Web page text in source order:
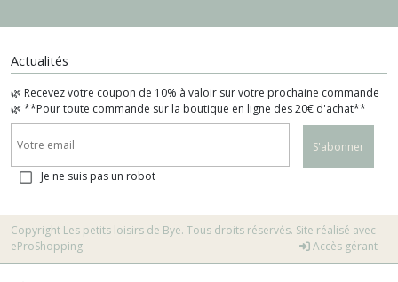
Actualités
🌿 Recevez votre coupon de 10% à valoir sur votre prochaine commande
🌿 **Pour toute commande sur la boutique en ligne des 20€ d'achat**
S'abonner
Je ne suis pas un robot
Copyright Les petits loisirs de Bye. Tous droits réservés. Site réalisé avec
eProShopping
Accès gérant